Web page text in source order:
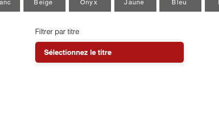
Beige Onyx Jaune Bleu
Filtrer par titre